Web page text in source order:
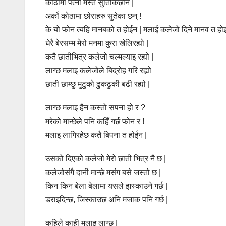
कोठामा पत्नी मस्त सुतिकिछीन |
अर्को कोठामा छोराहरु सुतेका छन् !
के यो फोन त्यहि मानबको त होईन | मलाई कलेजो दिने मानव त
धेरै बेरसम्म मेरो मनमा कुरा खेलिरह्यो |
कतै छातीभित्र कलेजो चल्मल्याइ रह्यो |
लाग्छ मलाइ कलेजोले बिद्रोह गरि रह्यो
छाती छाम्छु मुटुको ढुकढुकी बढी रह्यो |
लाग्छ मलाइ हैन कस्तो सपना हो र ?
मरेको मान्छेले पनि कहिँ गर्छ फोन र !
मलाइ लागिरहेछ कतै बिपना त होईन |
उसको दिएको कलेजो मेरो छाती भित्र नै छ |
कलेजोसंगै दानी मान्छे मसंग बसे जस्तो छ |
किन किन बेला बेलामा यसले झस्काउने गर्छ |
डराइदिन्छ, जिस्काउछ अनि मजाक पनि गर्छ |
कहिले काही मलाइ लाग्छ |